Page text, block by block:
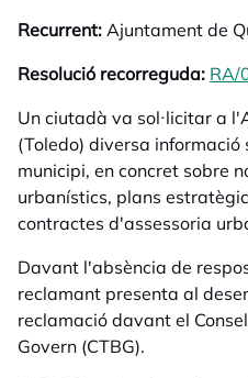
Recurrent: Ajuntament de
Resolució recorreguda: RA/
Un ciutadà va sol·licitar a
(Toledo) diversa
municipi, en concret sobre
urbanístics, plans
contractes d'assessoria
Davant l'absència de
reclamant presenta al
reclamació davant el
Govern (CTBG).